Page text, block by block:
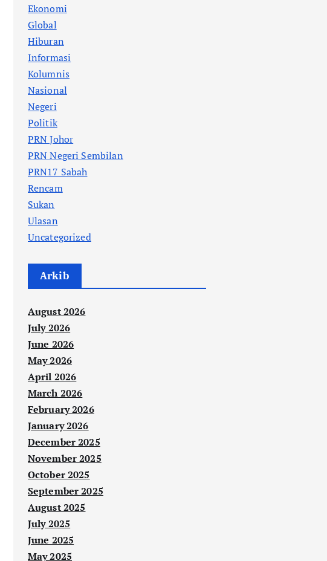
Ekonomi
Global
Hiburan
Informasi
Kolumnis
Nasional
Negeri
Politik
PRN Johor
PRN Negeri Sembilan
PRN17 Sabah
Rencam
Sukan
Ulasan
Uncategorized
Arkib
August 2026
July 2026
June 2026
May 2026
April 2026
March 2026
February 2026
January 2026
December 2025
November 2025
October 2025
September 2025
August 2025
July 2025
June 2025
May 2025